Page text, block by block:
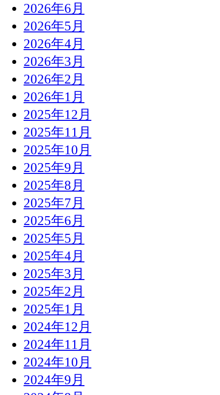
2026年6月
2026年5月
2026年4月
2026年3月
2026年2月
2026年1月
2025年12月
2025年11月
2025年10月
2025年9月
2025年8月
2025年7月
2025年6月
2025年5月
2025年4月
2025年3月
2025年2月
2025年1月
2024年12月
2024年11月
2024年10月
2024年9月